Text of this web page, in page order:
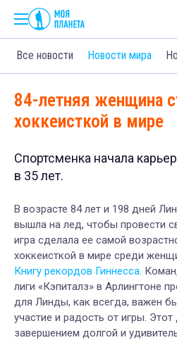
Все новости Новости мира
84-летняя женщина
хоккеисткой в мире
Спортсменка начала
в 35 лет.
В возрасте 84 лет и 198 дней
вышла на лед, чтобы провести
игра сделала ее самой
хоккеисткой в мире среди
Книгу рекордов Гиннесса.
лиги «Кэпиталз» в Арлингтоне
для Линды, как всегда, важен
участие и радость от игры.
завершением долгой и